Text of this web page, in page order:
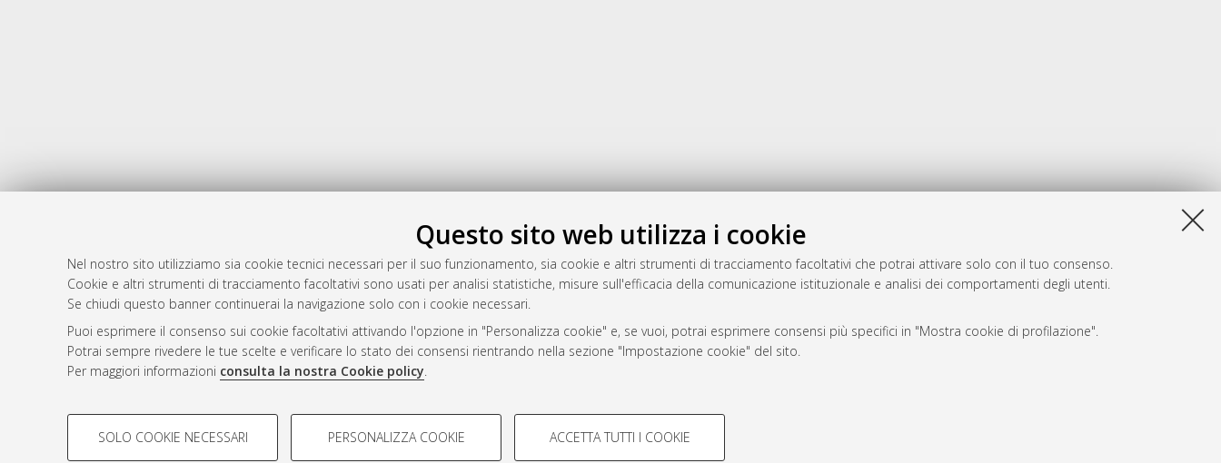
Questo sito web utilizza i cookie
Nel nostro sito utilizziamo sia cookie tecnici necessari per il suo funzionamento, sia cookie e altri strumenti di tracciamento facoltativi che potrai attivare solo con il tuo consenso.
Cookie e altri strumenti di tracciamento facoltativi sono usati per analisi statistiche, misure sull'efficacia della comunicazione istituzionale e analisi dei comportamenti degli utenti.
Se chiudi questo banner continuerai la navigazione solo con i cookie necessari.
Puoi esprimere il consenso sui cookie facoltativi attivando l'opzione in "Personalizza cookie" e, se vuoi, potrai esprimere consensi più specifici in "Mostra cookie di profilazione".
Potrai sempre rivedere le tue scelte e verificare lo stato dei consensi rientrando nella sezione "Impostazione cookie" del sito.
Per maggiori informazioni consulta la nostra Cookie policy.
COOKIE DI PROFILAZIONE - FACOLTATIVI COOKIE TECNICI - NECESSARI
SOLO COOKIE NECESSARI PERSONALIZZA COOKIE ACCETTA TUTTI I COOKIE
Gestione del documento:
Atom
Rss 1.0
Rss 2.0
AMS Laurea
Servizio implementato e gestito da
Impostazioni Cookie
Informativa sulla privacy
Condizioni d’uso del sito